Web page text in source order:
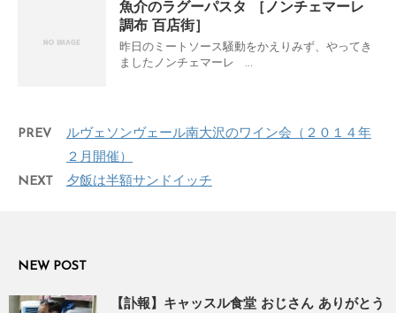
魚介のラグーパスタ ［ノンチェマーレ
調布 百店街］
昨日のミートソース騒動をかえりみず、やってき
ましたノンチェマーレ ...
PREV
ルヴェソンヴェール南大沢のワイン会（２０１４年
２月開催）
NEXT
夕飯は半額サンドイッチ
NEW POST
【訃報】キャッスル食堂 おじさん ありがとう